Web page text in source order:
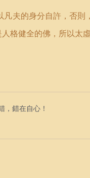
凡夫的身分自許，否
格健全的佛，所以太
，錯在自心！